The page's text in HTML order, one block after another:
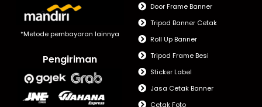
*Metode pembayaran lainnya
Pengiriman
Door Frame Banner
Tripod Banner Cetak
Roll Up Banner
Tripod Frame Besi
Sticker Label
Jasa Cetak Banner
Cetak Foto